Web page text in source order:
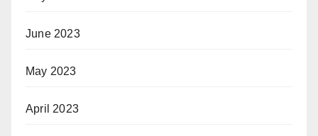
June 2023
May 2023
April 2023